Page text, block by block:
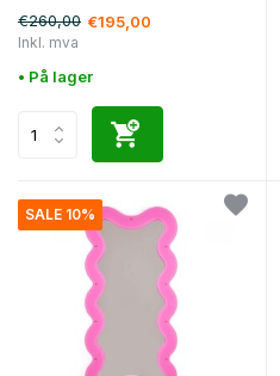
€260,00 €195,00
Inkl. mva
• På lager
SALE 10%